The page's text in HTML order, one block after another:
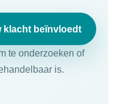
klacht beïnvloedt
te onderzoeken of
is.